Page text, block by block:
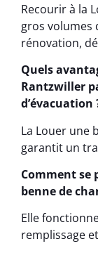
Recourir à la
gros volumes
rénovation,
Quels
Rantzwiller
d’évacuation
La Louer une
garantit un
Comment se
benne de
Elle
remplissage